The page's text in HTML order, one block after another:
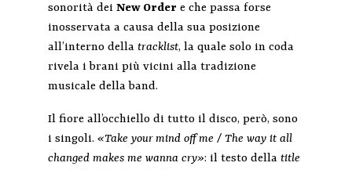
sonorità dei New Order e che passa forse
inosservata a causa della sua posizione
all’interno della tracklist, la quale solo in coda
rivela i brani più vicini alla tradizione
musicale della band.
Il fiore all’occhiello di tutto il disco, però, sono
i singoli. «Take your mind off me / The way it all
changed makes me wanna cry»: il testo della title